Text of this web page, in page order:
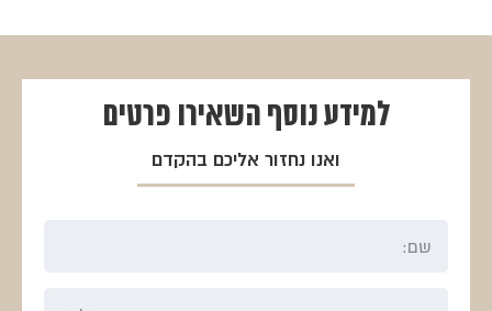
למידע נוסף השאירו פרטים
ואנו נחזור אליכם בהקדם